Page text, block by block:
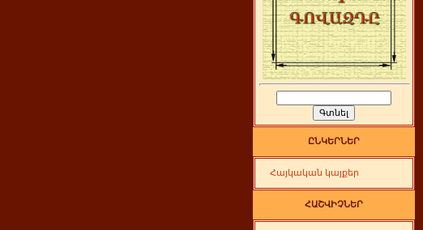
ԸՆԿԵՐՆԵՐ
Հայկական կայքեր
ՀԱՇՎԻՉՆԵՐ